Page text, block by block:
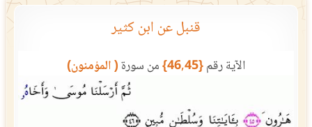
قنبل عن ابن كثير
الآية رقم{46,45} من سورة( المؤمنون)